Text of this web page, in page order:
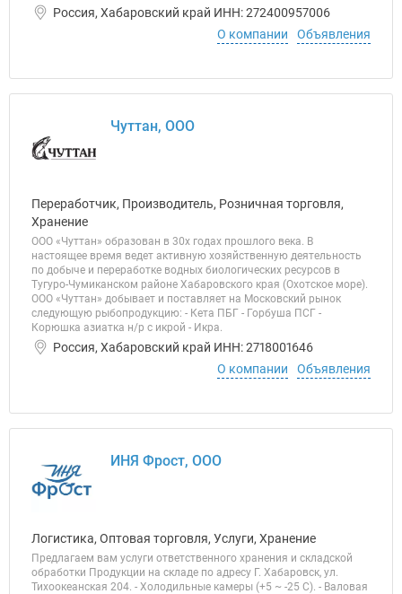
Россия, Хабаровский край ИНН: 272400957006
О компании
Объявления
Чуттан, ООО
Переработчик, Производитель, Розничная торговля,
Хранение
ООО «Чуттан» образован в 30х годах прошлого века. В
настоящее время ведет активную хозяйственную деятельность
по добыче и переработке водных биологических ресурсов в
Тугуро-Чумиканском районе Хабаровского края (Охотское море).
ООО «Чуттан» добывает и поставляет на Московский рынок
следующую рыбопродукцию: - Кета ПБГ - Горбуша ПСГ -
Корюшка азиатка н/р с икрой - Икра.
Россия, Хабаровский край ИНН: 2718001646
О компании
Объявления
ИНЯ Фрост, ООО
Логистика, Оптовая торговля, Услуги, Хранение
Предлагаем вам услуги ответственного хранения и складской
обработки Продукции на складе по адресу Г. Хабаровск, ул.
Тихоокеанская 204. - Холодильные камеры (+5 ~ -25 С). - Валовая